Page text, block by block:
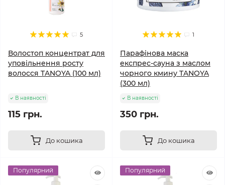
5
Волостоп концентрат для
уповільнення росту
волосся TANOYA (100 мл)
В наявності
115 грн.
До кошика
1
Парафінова маска
експрес-сауна з маслом
чорного кмину TANOYA
(300 мл)
В наявності
350 грн.
До кошика
Популярний Популярний